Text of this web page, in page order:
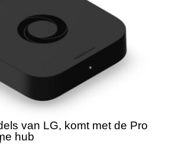
van LG, komt met de Pro
hub